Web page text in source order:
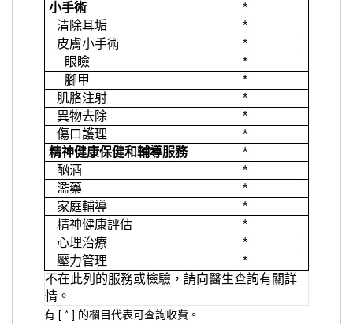
小手術
*
清除耳垢
*
皮膚小手術
*
眼瞼
*
腳甲
*
肌胳注射
*
異物去除
*
傷口護理
*
精神健康保健和輔導服務
*
酗酒
*
濫藥
*
家庭輔導
*
精神健康評估
*
心理治療
*
壓力管理
*
不在此列的服務或檢驗，請向醫生查詢有關詳
情。
有 [ * ] 的欄目代表可查詢收費。